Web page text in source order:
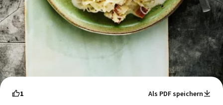
1 Als PDF speichern